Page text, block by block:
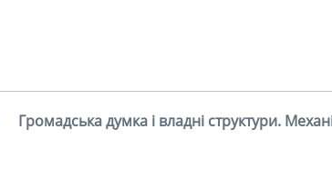
Громадська думка і владні структури.